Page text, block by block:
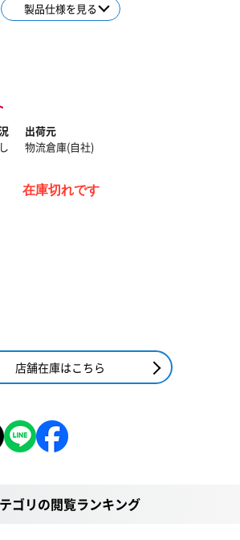
製品仕様を見る
出荷元
物流倉庫(自社)
在庫切れです
店舗在庫はこちら
ゴリの閲覧ランキング